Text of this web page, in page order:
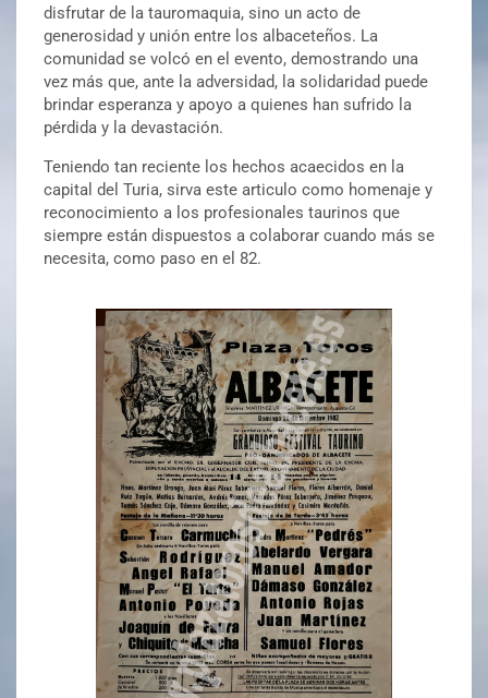
disfrutar de la tauromaquia, sino un acto de
generosidad y unión entre los albaceteños. La
comunidad se volcó en el evento, demostrando una
vez más que, ante la adversidad, la solidaridad puede
brindar esperanza y apoyo a quienes han sufrido la
pérdida y la devastación.
Teniendo tan reciente los hechos acaecidos en la
capital del Turia, sirva este articulo como homenaje y
reconocimiento a los profesionales taurinos que
siempre están dispuestos a colaborar cuando más se
necesita, como paso en el 82.